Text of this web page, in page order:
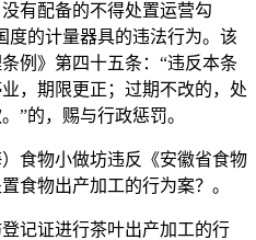
有配备的不得处置运营勾
度的计量器具的违法行为。该
例》第四十五条：“违反本条
，期限更正；过期不改的，处
”的，赐与行政惩罚。
物小做坊违反《安徽省食物
食物出产加工的行为案？。
证进行茶叶出产加工的行